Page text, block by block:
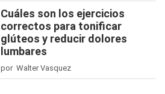
Cuáles son los ejercicios
correctos para tonificar
glúteos y reducir dolores
lumbares
por Walter Vasquez